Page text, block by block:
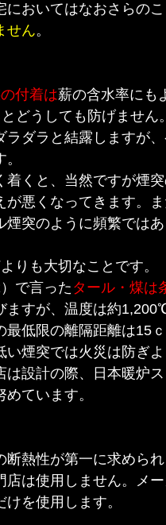
おいてはなおさらの
せん。
付着は薪の含水率にも
どうしても防げません。
ラダラと結露しますが
くと、当然ですが煙
が悪くなってきます。
突のように頻繁ではあ
りも大切なことです。
で言った タール・煤は
ますが、温度は約
最低限の離隔距離は15
い煙突では火災は防ぎ
は設計の際、日本暖炉
ています。
熱性が第一に求めら
店は使用しません。メ
を使用します。